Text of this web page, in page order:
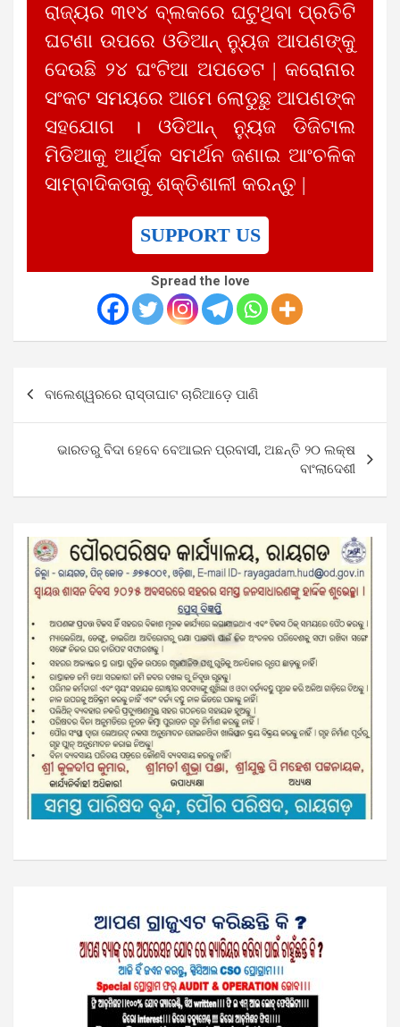
ରାଜ୍ୟର ୩୧୪ ବ୍ଲକରେ ଘଟୁଥିବା ପ୍ରତିଟି
ଘଟଣା ଉପରେ ଓଡିଆନ୍ ନ୍ୟୁଜ ଆପଣଙ୍କୁ
ଦେଉଛି ୨୪ ଘଂଟିଆ ଅପଡେଟ | କରୋନାର
ସଂକଟ ସମୟରେ ଆମେ ଲୋଡୁଛୁ ଆପଣଙ୍କ
ସହଯୋଗ । ଓଡିଆନ୍ ନ୍ୟୁଜ ଡିଜିଟାଲ
ମିଡିଆକୁ ଆର୍ଥିକ ସମର୍ଥନ ଜଣାଇ ଆଂଚଳିକ
ସାମ୍ବାଦିକତାକୁ ଶକ୍ତିଶାଳୀ କରନ୍ତୁ |
SUPPORT US
Spread the love
navigation
ବାଲେଶ୍ୱରରେ ରାସ୍ତାଘାଟ ଚାରିଆଡ଼େ ପାଣି
ଭାରତରୁ ବିଦା ହେବେ ବେଆଇନ ପ୍ରବାସୀ, ଅଛନ୍ତି ୨୦ ଲକ୍ଷ
ବାଂଲାଦେଶୀ